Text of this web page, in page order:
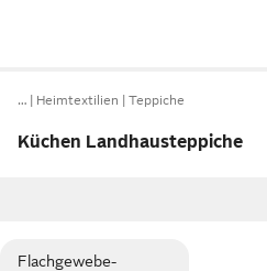
… Heimtextilien Teppiche
Küchen Landhausteppiche
Flachgewebe-